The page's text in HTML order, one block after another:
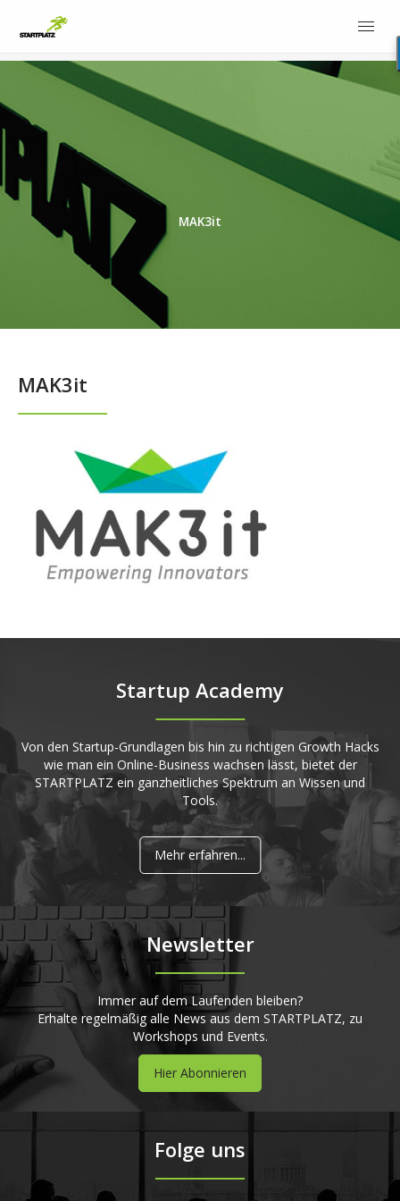
MAK3it
MAK3it
Startup Academy
Von den Startup-Grundlagen bis hin zu richtigen Growth Hacks
wie man ein Online-Business wachsen lässt, bietet der
STARTPLATZ ein ganzheitliches Spektrum an Wissen und
Tools.
Mehr erfahren...
Newsletter
Immer auf dem Laufenden bleiben?
Erhalte regelmäßig alle News aus dem STARTPLATZ, zu
Workshops und Events.
Hier Abonnieren
Folge uns